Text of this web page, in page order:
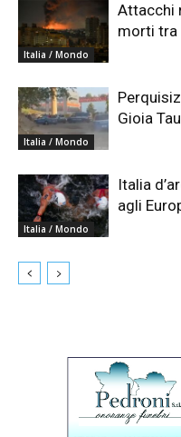
Italia / Mondo
Attacchi
morti tra
Italia / Mondo
Gioia
Italia / Mondo
Italia
agli